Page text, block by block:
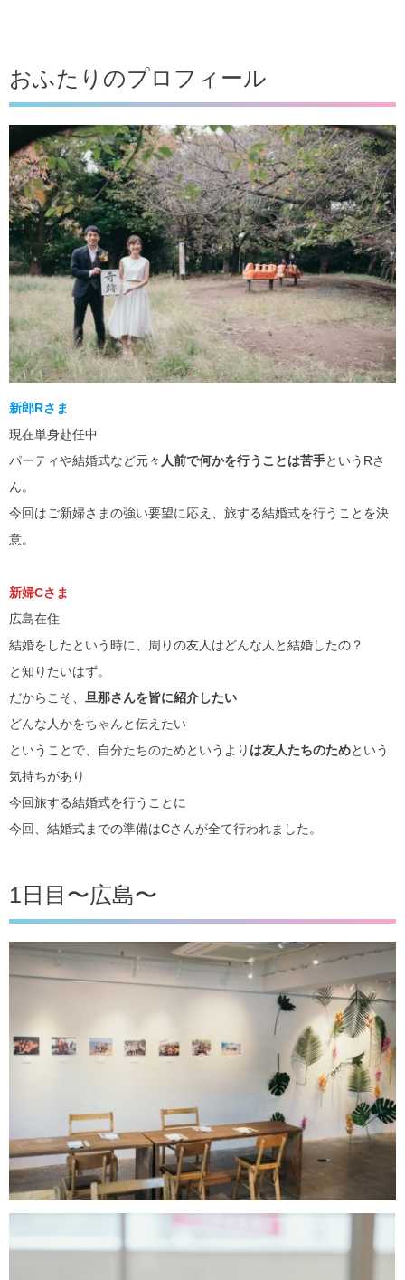
おふたりのプロフィール
新郎Rさま
現在単身赴任中
パーティや結婚式など元々 人前で何かを行うことは苦手というRさ
ん。
今回はご新婦さまの強い要望に応え、旅する結婚式を行うことを決
意。
新婦Cさま
広島在住
結婚をしたという時に、周りの友人はどんな人と結婚したの？
と知りたいはず。
だからこそ、 旦那さんを皆に紹介したい
どんな人かをちゃんと伝えたい
ということで、自分たちのためというより は友人たちのためという
気持ちがあり
今回旅する結婚式を行うことに
今回、結婚式までの準備はCさんが全て行われました。
1日目〜広島〜